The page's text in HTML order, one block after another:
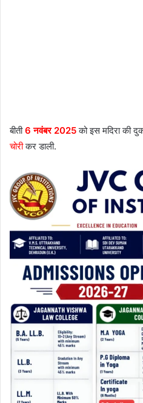
बीती6 नवंबर 2025को इस मदिरा की
चोरीकर डाली.